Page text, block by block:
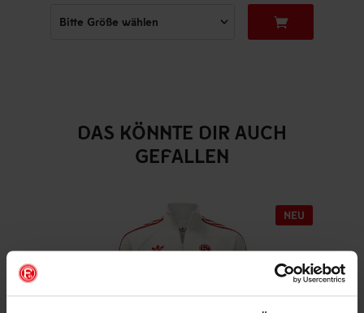
DAS KÖNNTE DIR AUCH
GEFALLEN